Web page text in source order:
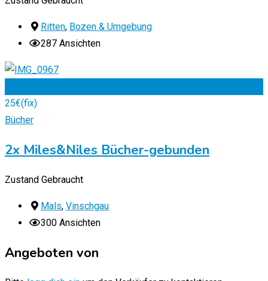
Ritten, Bozen & Umgebung
287 Ansichten
25€(fix)
Bücher
2x Miles&Niles Bücher-gebunden
Zustand Gebraucht
Mals, Vinschgau
300 Ansichten
Angeboten von